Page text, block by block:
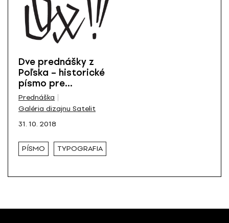
Dve prednášky z
Poľska – historické
písmo pre
nevidiacich a
branding pre kultúru
Prednáška
Galéria dizajnu Satelit
31. 10. 2018
PÍSMO TYPOGRAFIA